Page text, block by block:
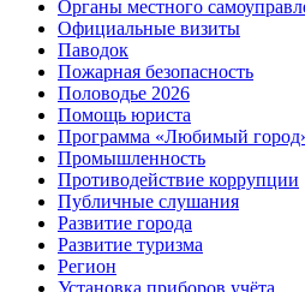
Органы местного
Официальные визиты
Паводок
Пожарная безопасность
Половодье 2026
Помощь юриста
Программа «Любимый
Промышленность
Противодействие коррупции
Публичные слушания
Развитие города
Развитие туризма
Регион